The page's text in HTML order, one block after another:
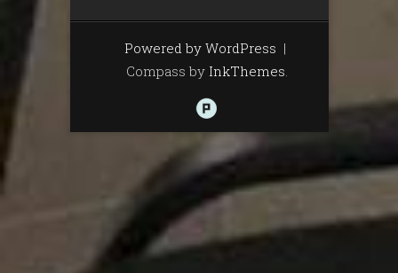
Powered by WordPress |
Compass by InkThemes